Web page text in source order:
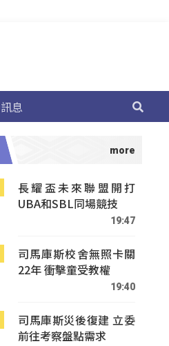
息
長耀盃未來聯盟開打
UBA和SBL同場競技
19:47
司馬庫斯校舍無照卡關
22年 衝擊童受教權
19:40
司馬庫斯災後復建 立委
前往考察盤點需求